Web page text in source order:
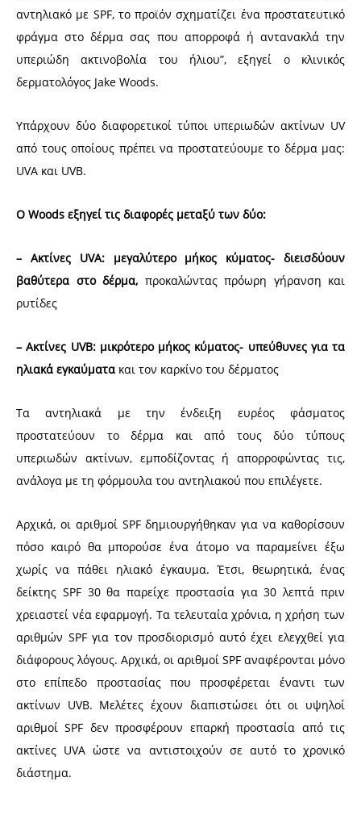
αντηλιακό με SPF, το προϊόν σχηματίζει ένα προστατευτικό
φράγμα στο δέρμα σας που απορροφά ή αντανακλά την
υπεριώδη ακτινοβολία του ήλιου”, εξηγεί ο κλινικός
δερματολόγος Jake Woods.
Υπάρχουν δύο διαφορετικοί τύποι υπεριωδών ακτίνων UV
από τους οποίους πρέπει να προστατεύουμε το δέρμα μας:
UVA και UVB.
Ο Woods εξηγεί τις διαφορές μεταξύ των δύο:
– Ακτίνες UVA:μεγαλύτερο μήκος κύματος- διεισδύουν
βαθύτερα στο δέρμα, προκαλώντας πρόωρη γήρανση και
ρυτίδες
– Aκτίνες UVB: μικρότερο μήκος κύματος- υπεύθυνες για τα
ηλιακά εγκαύματα και τον καρκίνο του δέρματος
Τα αντηλιακά με την ένδειξη ευρέος φάσματος
προστατεύουν το δέρμα και από τους δύο τύπους
υπεριωδών ακτίνων, εμποδίζοντας ή απορροφώντας τις,
ανάλογα με τη φόρμουλα του αντηλιακού που επιλέγετε.
Αρχικά, οι αριθμοί SPF δημιουργήθηκαν για να καθορίσουν
πόσο καιρό θα μπορούσε ένα άτομο να παραμείνει έξω
χωρίς να πάθει ηλιακό έγκαυμα. Έτσι, θεωρητικά, ένας
δείκτης SPF 30 θα παρείχε προστασία για 30 λεπτά πριν
χρειαστεί νέα εφαρμογή. Τα τελευταία χρόνια, η χρήση των
αριθμών SPF για τον προσδιορισμό αυτό έχει ελεγχθεί για
διάφορους λόγους. Αρχικά, οι αριθμοί SPF αναφέρονται μόνο
στο επίπεδο προστασίας που προσφέρεται έναντι των
ακτίνων UVB. Μελέτες έχουν διαπιστώσει ότι οι υψηλοί
αριθμοί SPF δεν προσφέρουν επαρκή προστασία από τις
ακτίνες UVA ώστε να αντιστοιχούν σε αυτό το χρονικό
διάστημα.